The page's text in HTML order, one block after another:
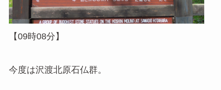
【09時08分】
今度は沢渡北原石仏群。